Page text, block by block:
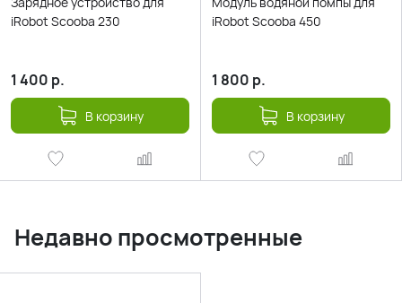
iRobot Scooba 230
1 400 р.
В корзину
iRobot Scooba 450
1 800 р.
В корзину
Недавно просмотренные